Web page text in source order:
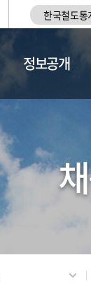
한국철도통
정보공개